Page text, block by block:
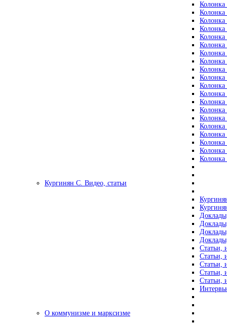
Колонка
Колонка
Колонка
Колонка
Колонка
Колонка
Колонка
Колонка
Колонка
Колонка
Колонка
Колонка
Колонка
Колонка
Колонка
Колонка
Колонка
Колонка
Колонка
Колонка
Кургинян С. Видео, статьи
Статьи,
Статьи,
Статьи,
Статьи,
Статьи,
О коммунизме и марксизме